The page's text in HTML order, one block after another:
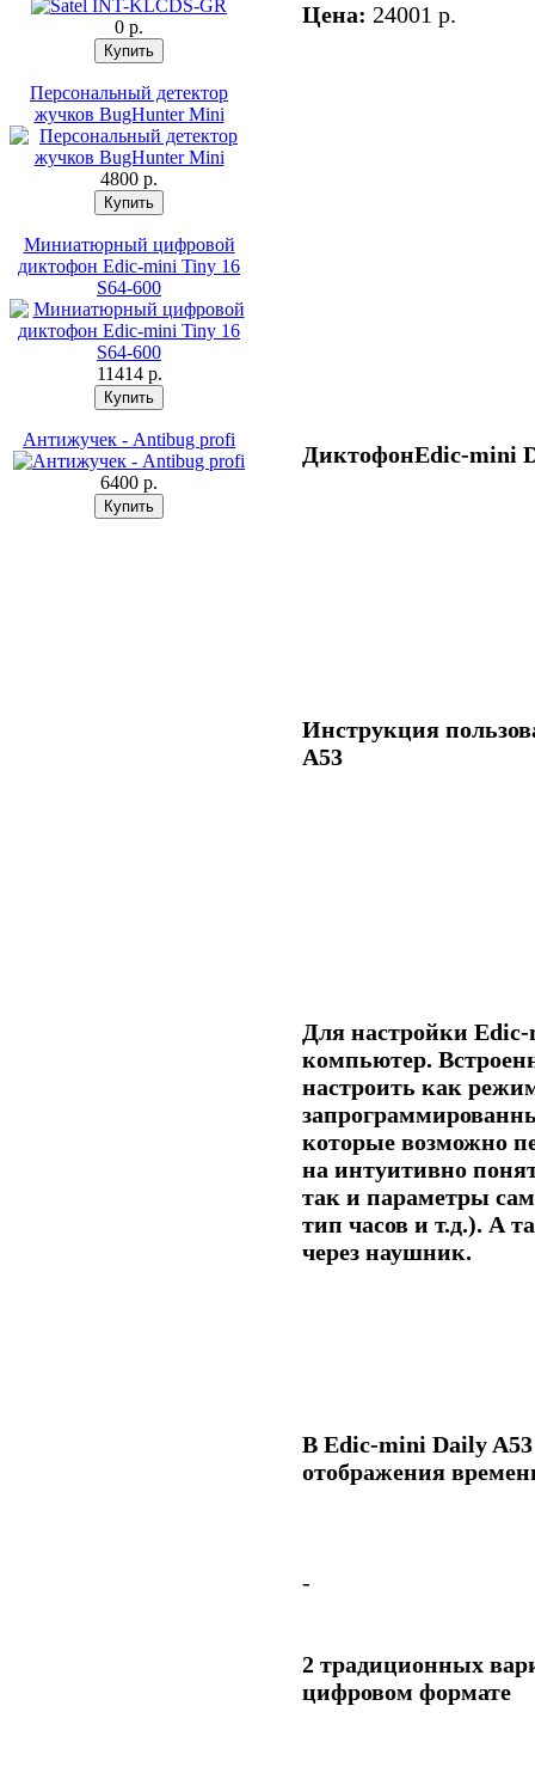
0 p.
Персональный детектор
жучков BugHunter Mini
4800 p.
Миниатюрный цифровой
диктофон Edic-mini Tiny 16
S64-600
11414 p.
Антижучек - Antibug profi
6400 p.
Цена: 24001 p.
ДиктофонEdic-mini
Инструкция
A53
Для настройки Edic-
компьютер.
настроить как
которые возможно
на интуитивно
так и параметры
тип часов и т.д.). А
через наушник.
В Edic-mini Daily A53
отображения
-
2 традиционных
цифровом формате